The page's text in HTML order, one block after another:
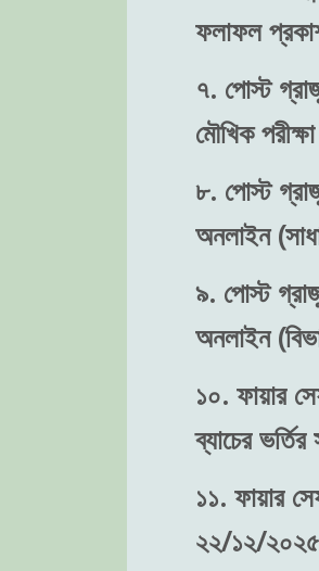
ফলাফল
৭. পোস্ট
মৌখিক
৮. পোস্ট
অনলাইন
৯. পোস্ট
অনলাইন
১০. ফায়ার
ব্যাচের
১১. ফায়ার
২২/১২/